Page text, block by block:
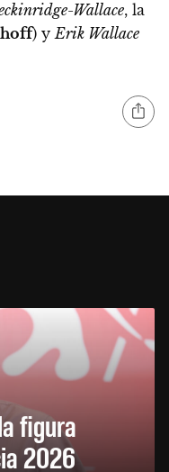
Wallace, la
) yErik Wallace
figura
2026